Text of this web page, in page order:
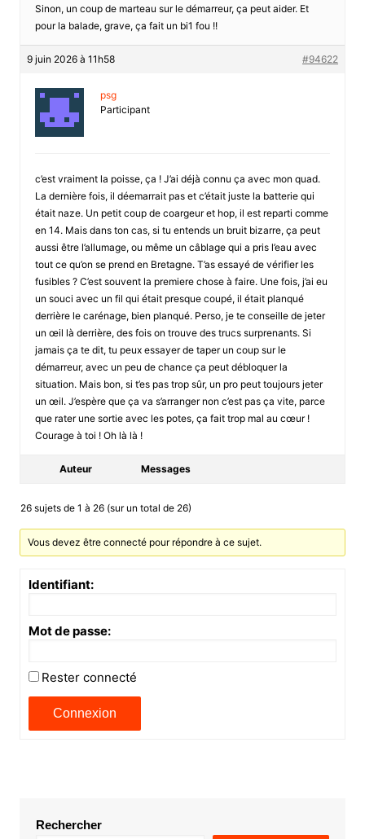
Sinon, un coup de marteau sur le démarreur, ça peut aider. Et
pour la balade, grave, ça fait un bi1 fou !!
9 juin 2026 à 11h58 #94622
psg
Participant
c’est vraiment la poisse, ça ! J’ai déjà connu ça avec mon quad.
La dernière fois, il déemarrait pas et c’était juste la batterie qui
était naze. Un petit coup de coargeur et hop, il est reparti comme
en 14. Mais dans ton cas, si tu entends un bruit bizarre, ça peut
aussi être l’allumage, ou même un câblage qui a pris l’eau avec
tout ce qu’on se prend en Bretagne. T’as essayé de vérifier les
fusibles ? C’est souvent la premiere chose à faire. Une fois, j’ai eu
un souci avec un fil qui était presque coupé, il était planqué
derrière le carénage, bien planqué. Perso, je te conseille de jeter
un œil là derrière, des fois on trouve des trucs surprenants. Si
jamais ça te dit, tu peux essayer de taper un coup sur le
démarreur, avec un peu de chance ça peut débloquer la
situation. Mais bon, si t’es pas trop sûr, un pro peut toujours jeter
un œil. J’espère que ça va s’arranger non c’est pas ça vite, parce
que rater une sortie avec les potes, ça fait trop mal au cœur !
Courage à toi ! Oh là là !
Auteur Messages
26 sujets de 1 à 26 (sur un total de 26)
Vous devez être connecté pour répondre à ce sujet.
Identifiant:
Mot de passe:
Rester connecté
Connexion
Rechercher